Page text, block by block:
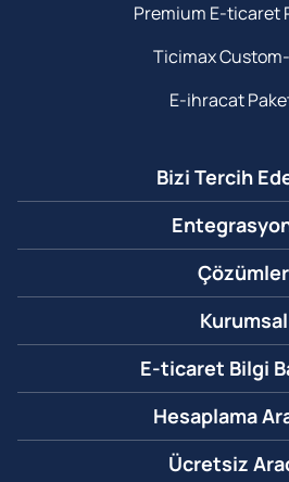
Premium E-ticaret
Ticimax
E-ihracat
Bizi Tercih
Çözümler
Kurumsal
E-ticaret Bilgi
Hesaplama
Ücretsiz